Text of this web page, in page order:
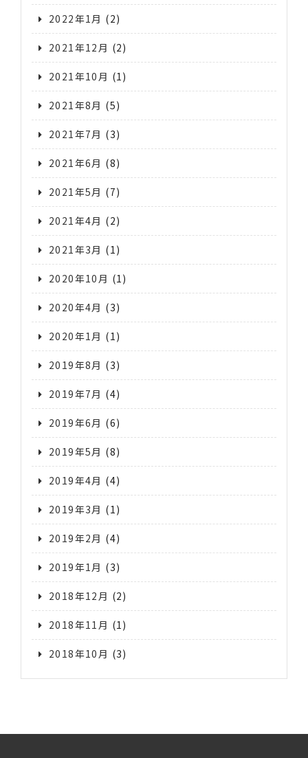
2022年1月 (2)
2021年12月 (2)
2021年10月 (1)
2021年8月 (5)
2021年7月 (3)
2021年6月 (8)
2021年5月 (7)
2021年4月 (2)
2021年3月 (1)
2020年10月 (1)
2020年4月 (3)
2020年1月 (1)
2019年8月 (3)
2019年7月 (4)
2019年6月 (6)
2019年5月 (8)
2019年4月 (4)
2019年3月 (1)
2019年2月 (4)
2019年1月 (3)
2018年12月 (2)
2018年11月 (1)
2018年10月 (3)